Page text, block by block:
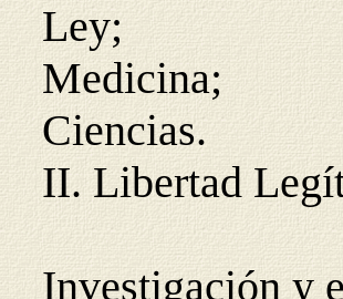
Ley;
Medicina;
Ciencias.
II. Libertad
Investigación y